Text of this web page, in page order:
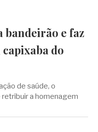
bandeirão e faz
do
de saúde, o
a homenagem